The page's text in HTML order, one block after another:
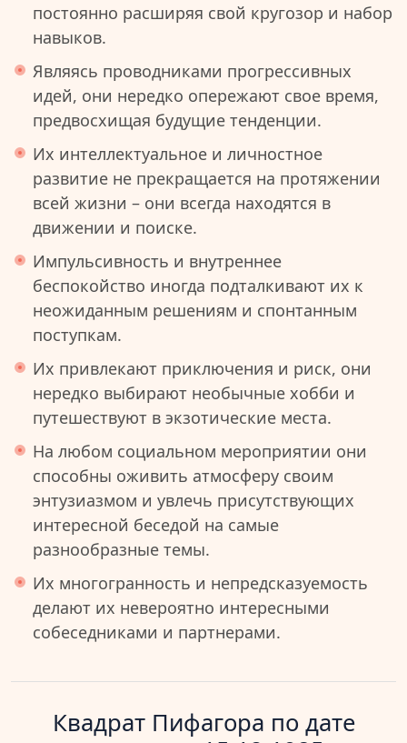
постоянно расширяя свой кругозор и набор
навыков.
Являясь проводниками прогрессивных
идей, они нередко опережают свое время,
предвосхищая будущие тенденции.
Их интеллектуальное и личностное
развитие не прекращается на протяжении
всей жизни – они всегда находятся в
движении и поиске.
Импульсивность и внутреннее
беспокойство иногда подталкивают их к
неожиданным решениям и спонтанным
поступкам.
Их привлекают приключения и риск, они
нередко выбирают необычные хобби и
путешествуют в экзотические места.
На любом социальном мероприятии они
способны оживить атмосферу своим
энтузиазмом и увлечь присутствующих
интересной беседой на самые
разнообразные темы.
Их многогранность и непредсказуемость
делают их невероятно интересными
собеседниками и партнерами.
Квадрат Пифагора по дате